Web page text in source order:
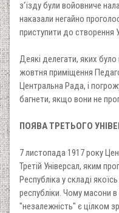
з'їзду були войовниче
наказали негайно
приступити до створення
Деякі делегати, яких
жовтня приміщення
Центральна Рада, і
багнети, якщо вони не
ПОЯВА ТРЕТЬОГО
7 листопада 1917 року
Третій Універсал, яким
Республіка у складі
республіки. Чому масони в
"незалежність" є цілком